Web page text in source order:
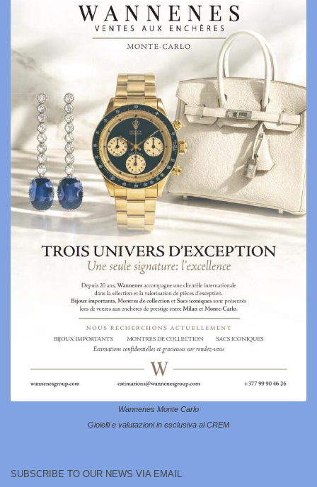
Wannenes Monte Carlo
Gioielli e valutazioni in esclusiva al CREM
SUBSCRIBE TO OUR NEWS VIA EMAIL